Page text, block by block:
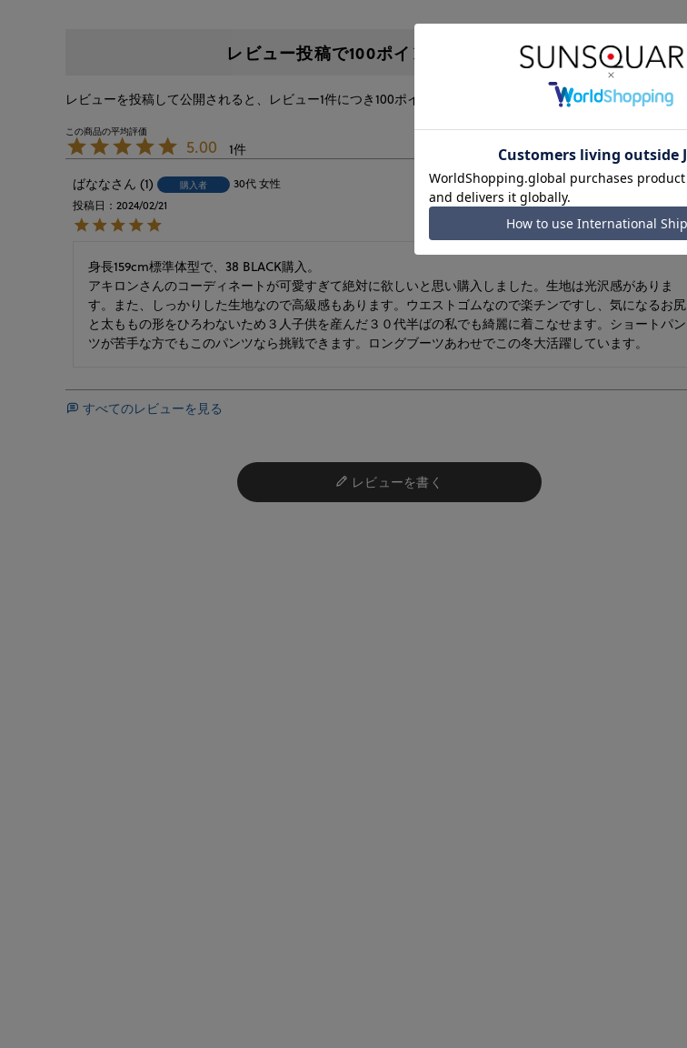
レビュー投稿で100ポイントプレゼント！
レビューを投稿して公開されると、レビュー1件につき100ポイントをプレゼントいたします。
5.00
1
ばなな
1 購入者 30代女性
投稿日
2024/02/21
身長159cm標準体型で、38 BLACK購入。
アキロンさんのコーディネートが可愛すぎて絶対に欲しいと思い購入しました。生地は光沢感がありま
す。また、しっかりした生地なので高級感もあります。ウエストゴムなので楽チンですし、気になるお尻
と太ももの形をひろわないため３人子供を産んだ３０代半ばの私でも綺麗に着こなせます。ショートパン
ツが苦手な方でもこのパンツなら挑戦できます。ロングブーツあわせでこの冬大活躍しています。
すべてのレビューを見る
レビューを書く